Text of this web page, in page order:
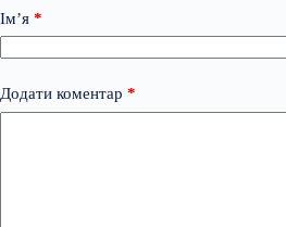
Ім’я *
Додати коментар *